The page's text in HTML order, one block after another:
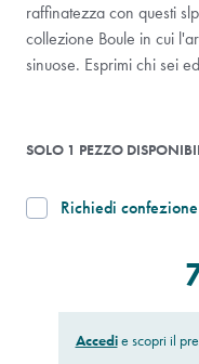
raffinatezza con questi
collezione Boule in cui
sinuose. Esprimi chi sei
SOLO 1 PEZZO
Richiedi
Accedie scopri il